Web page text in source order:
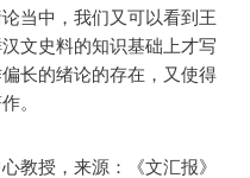
当中，我们又可以看到王
文史料的知识基础上才写
长的绪论的存在，又使得
。
教授，来源：《文汇报》